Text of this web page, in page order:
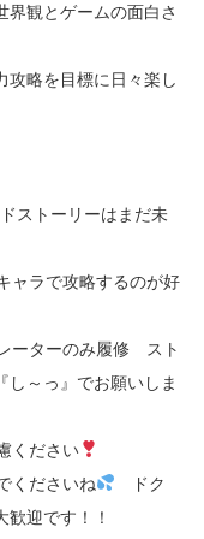
界観とゲームの面白さ
攻略を目標に日々楽し
ストーリーはまだ未
ャラで攻略するのが好
ーターのみ履修 スト
し～っ』でお願いしま
ください
くださいね
ドク
迎です！！